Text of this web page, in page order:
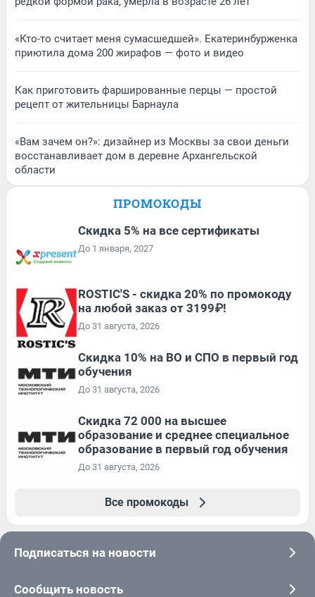
«Кто-то считает меня сумасшедшей». Екатеринбурженка
приютила дома 200 жирафов — фото и видео
Как приготовить фаршированные перцы — простой
рецепт от жительницы Барнаула
«Вам зачем он?»: дизайнер из Москвы за свои деньги
восстанавливает дом в деревне Архангельской
области
ПРОМОКОДЫ
Скидка 5% на все сертификаты
До 1 января, 2027
ROSTIC'S - скидка 20% по промокоду
на любой заказ от 3199₽!
До 31 августа, 2026
Скидка 10% на ВО и СПО в первый год
обучения
До 31 августа, 2026
Скидка 72 000 на высшее
образование и среднее специальное
образование в первый год обучения
До 31 августа, 2026
Все промокоды
Подписаться на новости
Сообщить новость